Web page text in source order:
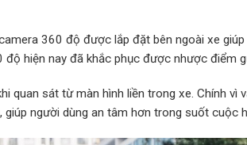
360 độ được lắp đặt bên ngoài xe
hiện nay đã khắc phục được nhược điểm
quan sát từ màn hình liền trong xe. Chính vì
người dùng an tâm hơn trong suốt cuộc